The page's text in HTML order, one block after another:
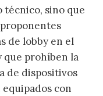
técnico, sino que
de lobby en el
que prohíben la
de dispositivos
con